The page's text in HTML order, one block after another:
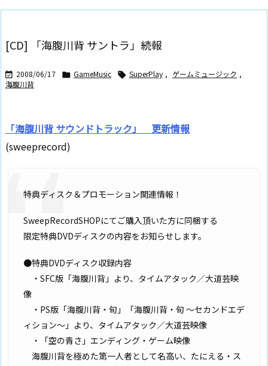
[CD] 「海腹川背 サントラ」続報
 2008/06/17  GameMusic  SuperPlay , ゲームミュージック ,
海腹川背
「海腹川背 サウンドトラック」 更新情報
(sweeprecord)
特典ディスク＆プロモーション関連情報！
SweepRecordSHOPにてご購入頂いた方に同梱する
限定特典DVDディスクの内容をお知らせします。
●特典DVDディスク収録内容
・SFC版「海腹川背」より、タイムアタック／大道芸映
像
・PS版「海腹川背・旬」「海腹川背・旬 ～セカンドエデ
ィション～」より、タイムアタック／大道芸映像
・「空の青さ」エンディング・ゲーム映像
海腹川背を極めた第一人者として名高い、たにえる・ス